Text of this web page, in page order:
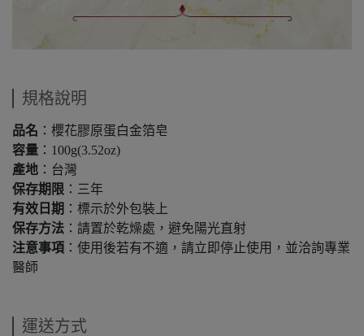
規格說明
品名 ：櫻花膠原蛋白金箔皂
容量 ：100g(3.52oz)
產地 ：台灣
保存期限 ：三年
有效日期 ：標示於外包裝上
保存方法 ：請置於乾燥處，避免陽光直射
注意事項 ：使用後若有不適，請立即停止使用，並洽詢專業
醫師
運送方式